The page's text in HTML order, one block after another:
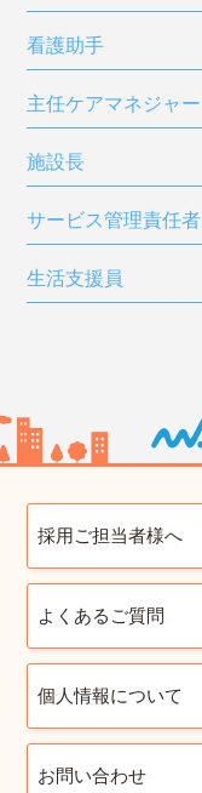
看護助手
主任ケアマネジャー
施設長
サービス管理責任者
生活支援員
採用ご担当者様へ
よくあるご質問
個人情報について
お問い合わせ